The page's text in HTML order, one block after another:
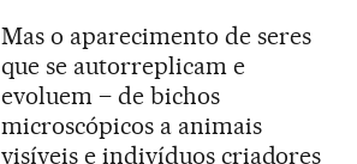
Mas o aparecimento de seres
que se autorreplicam e
evoluem – de bichos
microscópicos a animais
visíveis e indivíduos criadores